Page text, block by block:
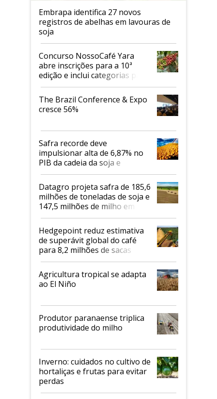
Embrapa identifica 27 novos
registros de abelhas em lavouras de
soja
Concurso NossoCafé Yara
abre inscrições para a 10ª
edição e inclui categorias para
cafés Canephora
The Brazil Conference & Expo
cresce 56%
Safra recorde deve
impulsionar alta de 6,87% no
PIB da cadeia da soja e
biodiesel em 2026
Datagro projeta safra de 185,6
milhões de toneladas de soja e
147,5 milhões de milho em
2026/27
Hedgepoint reduz estimativa
de superávit global do café
para 8,2 milhões de sacas
Agricultura tropical se adapta
ao El Niño
Produtor paranaense triplica
produtividade do milho
Inverno: cuidados no cultivo de
hortaliças e frutas para evitar
perdas